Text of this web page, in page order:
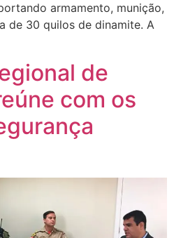
armamento, munição,
de 30 quilos de dinamite. A
de
com os